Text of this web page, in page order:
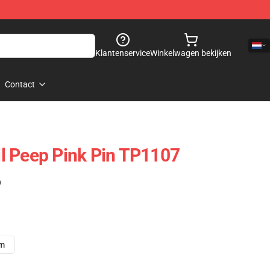
KlantenserviceWinkelwagen bekijken
Contact
Peep Pink Pin TP1107